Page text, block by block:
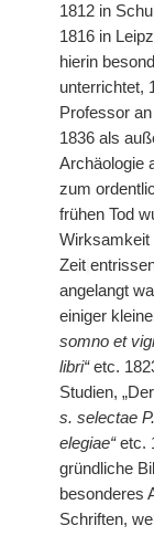
1812 in
1816 in
hierin
unterrichtet,
Professor
1836 als
Archäologie
zum
frühen Tod
Wirksamkeit
Zeit
angelangt
einiger
somno et
libri“etc.
Studien,
s. selectae
elegiae“etc.
gründliche
besonderes
Schriften,